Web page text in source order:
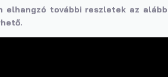
elhangzó további reszletek az